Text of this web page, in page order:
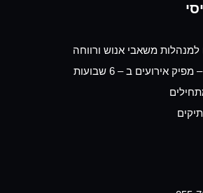
למנהלות משאבי אנוש ורווחה
אירועים ב – 6 שבועות